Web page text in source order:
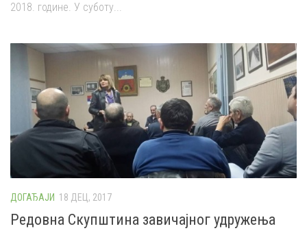
2018. године. У суботу...
ДОГАЂАЈИ 18 ДЕЦ, 2017
Редовна Скупштина завичајног удружења